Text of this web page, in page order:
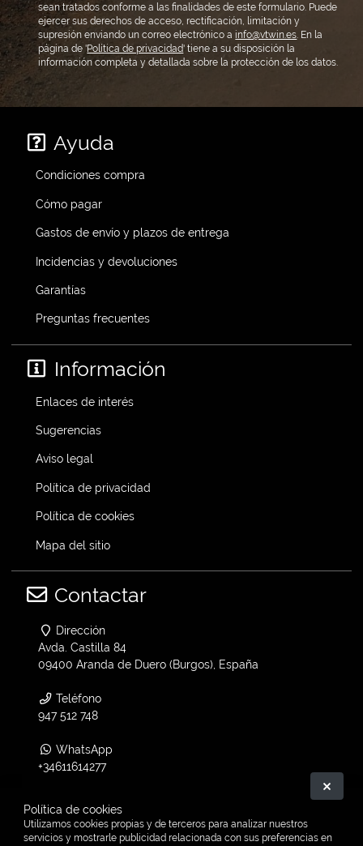
sean tratados conforme a las finalidades de este formulario. Puede
ejercer sus derechos de acceso, rectificación, limitación y
supresión enviando un correo electrónico a info@vtwin.es . En la
página de 'Política de privacidad' tiene a su disposición la
información completa y detallada sobre la protección de los datos.
Ayuda
Condiciones compra
Cómo pagar
Gastos de envío y plazos de entrega
Incidencias y devoluciones
Garantías
Preguntas frecuentes
Información
Enlaces de interés
Sugerencias
Aviso legal
Política de privacidad
Política de cookies
Mapa del sitio
Contactar
Dirección
Avda. Castilla 84
09400 Aranda de Duero (Burgos), España
Teléfono
947 512 748
WhatsApp
+34611614277
info@vtwin.es
Política de cookies
Utilizamos cookies propias y de terceros para analizar nuestros
servicios y mostrarle publicidad relacionada con sus preferencias en